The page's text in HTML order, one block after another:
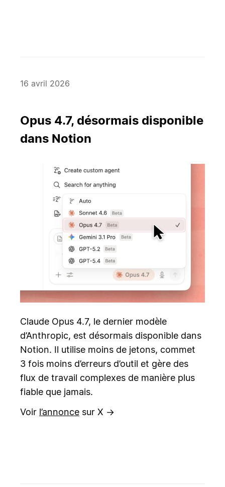
16 avril 2026
Opus 4.7, désormais disponible
dans Notion
Claude Opus 4.7, le dernier modèle
d’Anthropic, est désormais disponible dans
Notion. Il utilise moins de jetons, commet
3 fois moins d’erreurs d’outil et gère des
flux de travail complexes de manière plus
fiable que jamais.
Voir l’annonce sur X →